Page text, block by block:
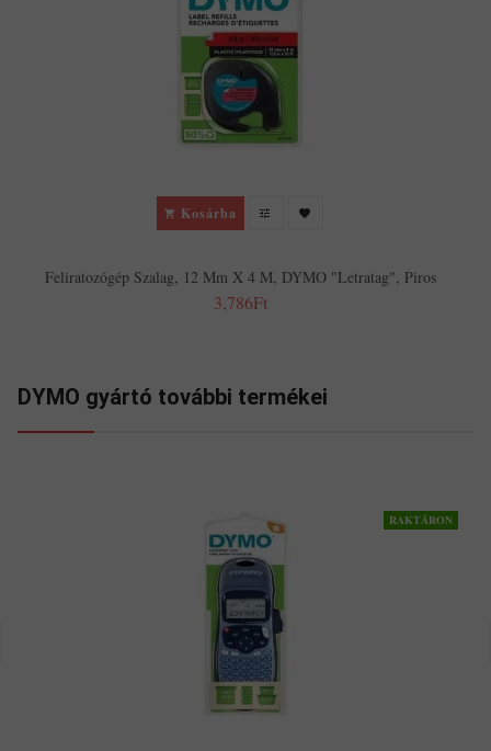
Kosárba
Feliratozógép Szalag, 12 Mm X 4 M, DYMO "Letratag", Piros
3,786Ft
DYMO gyártó további termékei
RAKTÁRON